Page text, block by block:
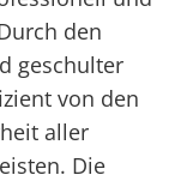
den
geschulter
von den
aller
Die